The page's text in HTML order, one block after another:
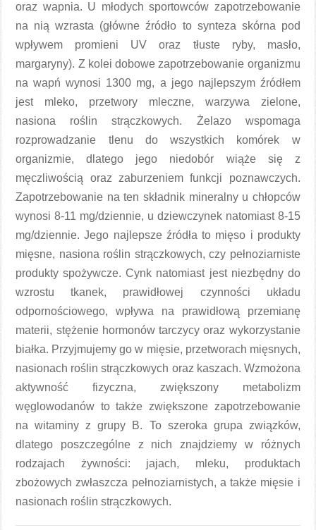
oraz wapnia. U młodych sportowców zapotrzebowanie
na nią wzrasta (główne źródło to synteza skórna pod
wpływem promieni UV oraz tłuste ryby, masło,
margaryny). Z kolei dobowe zapotrzebowanie organizmu
na wapń wynosi 1300 mg, a jego najlepszym źródłem
jest mleko, przetwory mleczne, warzywa zielone,
nasiona roślin strączkowych. Żelazo wspomaga
rozprowadzanie tlenu do wszystkich komórek w
organizmie, dlatego jego niedobór wiąże się z
męczliwością oraz zaburzeniem funkcji poznawczych.
Zapotrzebowanie na ten składnik mineralny u chłopców
wynosi 8-11 mg/dziennie, u dziewczynek natomiast 8-15
mg/dziennie. Jego najlepsze źródła to mięso i produkty
mięsne, nasiona roślin strączkowych, czy pełnoziarniste
produkty spożywcze. Cynk natomiast jest niezbędny do
wzrostu tkanek, prawidłowej czynności układu
odpornościowego, wpływa na prawidłową przemianę
materii, stężenie hormonów tarczycy oraz wykorzystanie
białka. Przyjmujemy go w mięsie, przetworach mięsnych,
nasionach roślin strączkowych oraz kaszach. Wzmożona
aktywność fizyczna, zwiększony metabolizm
węglowodanów to także zwiększone zapotrzebowanie
na witaminy z grupy B. To szeroka grupa związków,
dlatego poszczególne z nich znajdziemy w różnych
rodzajach żywności: jajach, mleku, produktach
zbożowych zwłaszcza pełnoziarnistych, a także mięsie i
nasionach roślin strączkowych.